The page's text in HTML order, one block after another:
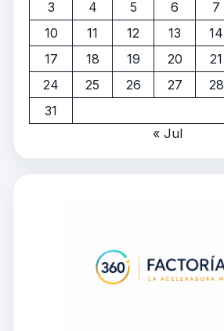
3
4 5 6 7
10
11 12 13 14
17
18 19 20 21
24
25 26 27 28
31
« Jul